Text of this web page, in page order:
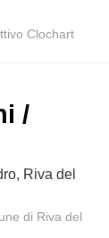
Clochart
/
Riva del
di Riva del